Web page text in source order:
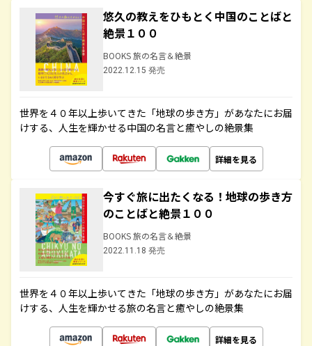
悠久の教えをひもとく中国のことばと
絶景１００
BOOKS 旅の名言＆絶景
2022.12.15 発売
世界を４０年以上歩いてきた「地球の歩き方」があなたにお届
けする、人生を輝かせる中国の名言と癒やしの絶景集
詳細を見る
今すぐ旅に出たくなる！地球の歩き方
のことばと絶景１００
BOOKS 旅の名言＆絶景
2022.11.18 発売
世界を４０年以上歩いてきた「地球の歩き方」があなたにお届
けする、人生を輝かせる旅の名言と癒やしの絶景集
詳細を見る